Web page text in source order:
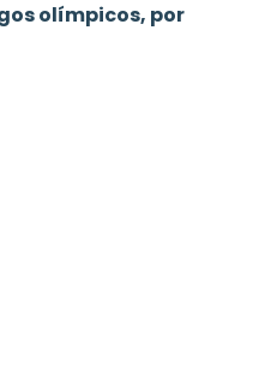
olímpicos, por